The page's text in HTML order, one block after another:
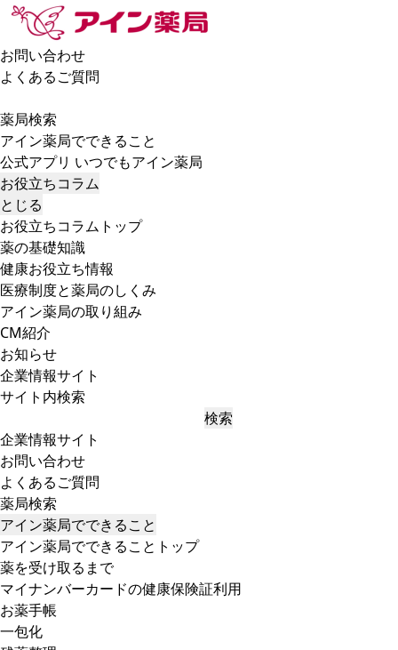
お問い合わせ
よくあるご質問
薬局検索
アイン薬局でできること
公式アプリ いつでもアイン薬局
お役立ちコラム
とじる
お役立ちコラムトップ
薬の基礎知識
健康お役立ち情報
医療制度と薬局のしくみ
アイン薬局の取り組み
CM紹介
お知らせ
企業情報サイト
サイト内検索
検索
企業情報サイト
お問い合わせ
よくあるご質問
薬局検索
アイン薬局でできること
アイン薬局でできることトップ
薬を受け取るまで
マイナンバーカードの健康保険証利用
お薬手帳
一包化